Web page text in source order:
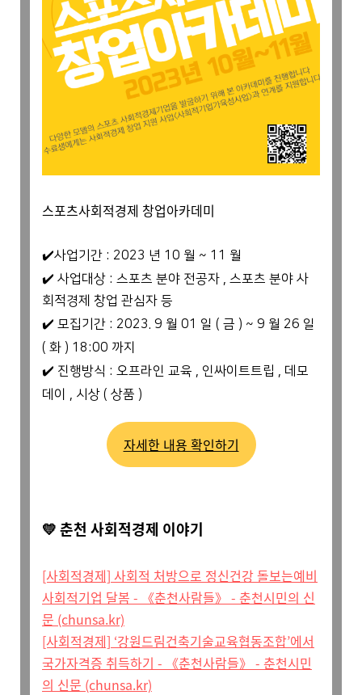
스포츠사회적경제 창업아카데미
✔️사업기간 : 2023 년 10 월 ~ 11 월
✔️ 사업대상 : 스포츠 분야 전공자 , 스포츠 분야 사
회적경제 창업 관심자 등
✔️ 모집기간 : 2023. 9 월 01 일 ( 금 ) ~ 9 월 26 일
( 화 ) 18:00 까지
✔️ 진행방식 : 오프라인 교육 , 인싸이트트립 , 데모
데이
, 시상 ( 상품 )
자세한 내용 확인하기
💛 춘천 사회적경제 이야기
[사회적경제] 사회적 처방으로 정신건강 돌보는예비
사회적기업 달봄 - 《춘천사람들》 - 춘천시민의 신
문 (chunsa.kr)
[사회적경제] ‘강원드림건축기술교육협동조합’에서
국가자격증 취득하기 - 《춘천사람들》 - 춘천시민
의 신문 (chunsa.kr)